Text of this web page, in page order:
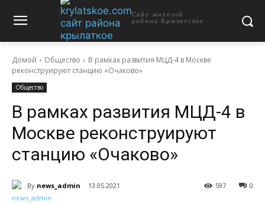
Сайт жителей
района Крылатское
Домой Общество
В рамках развития МЦД-4 в Москве
реконструируют станцию «Очаково»
Общество
В рамках развития МЦД-4 в
Москве реконструируют
станцию «Очаково»
By news_admin 13.05.2021 0
597